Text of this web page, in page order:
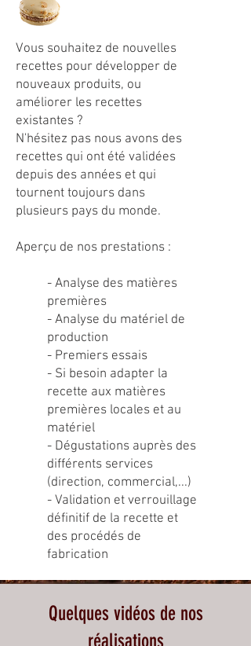
Vous souhaitez de nouvelles
recettes pour développer de
nouveaux produits, ou
améliorer les recettes
existantes ?
N'hésitez pas nous avons des
recettes qui ont été validées
depuis des années et qui
tournent toujours dans
plusieurs pays du monde.
Aperçu de nos prestations :
- Analyse des matières
premières
- Analyse du matériel de
production
- Premiers essais
- Si besoin adapter la
recette aux matières
premières locales et au
matériel
- Dégustations auprès des
différents services
(direction, commercial,...)
- Validation et verrouillage
définitif de la recette et
des procédés de
fabrication
Quelques vidéos de nos
réalisations